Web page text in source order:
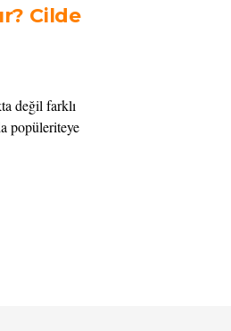
Cilde
değil farklı
popüleriteye